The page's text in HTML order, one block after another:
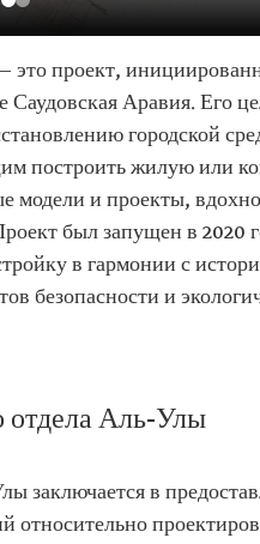
это проект,
Аравия. Его
городской
построить жилую или
модели и проекты,
был запущен в 2020
в гармонии с
безопасности и
отдела Аль-Улы
заключается в
относительно